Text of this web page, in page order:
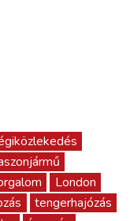
London
tengerhajózás